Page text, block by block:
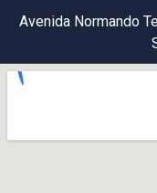
Avenida Normando